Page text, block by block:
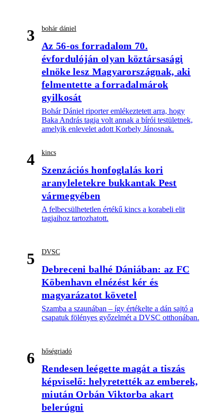
3 bohár dániel
Az 56-os forradalom 70.
évfordulóján olyan köztársasági
elnöke lesz Magyarországnak, aki
felmentette a forradalmárok
gyilkosát
Bohár Dániel riporter emlékeztetett arra, hogy
Baka András tagja volt annak a bírói testületnek,
amelyik enlevelet adott Korbely Jánosnak.
4 kincs
Szenzációs honfoglalás kori
aranyleletekre bukkantak Pest
vármegyében
A felbecsülhetetlen értékű kincs a korabeli elit
tagjaihoz tartozhatott.
5 DVSC
Debreceni balhé Dániában: az FC
Köbenhavn elnézést kér és
magyarázatot követel
Szamba a szaunában – így értékelte a dán sajtó a
csapatuk fölényes győzelmét a DVSC otthonában.
6 hőségriadó
Rendesen leégette magát a tiszás
képviselő: helyretették az emberek,
miután Orbán Viktorba akart
belerúgni